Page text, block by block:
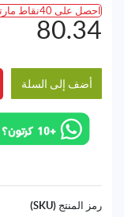
احصل على 40نقاط مارتو
80.34
أضف إلى السلة
رمز المنتج (SKU)